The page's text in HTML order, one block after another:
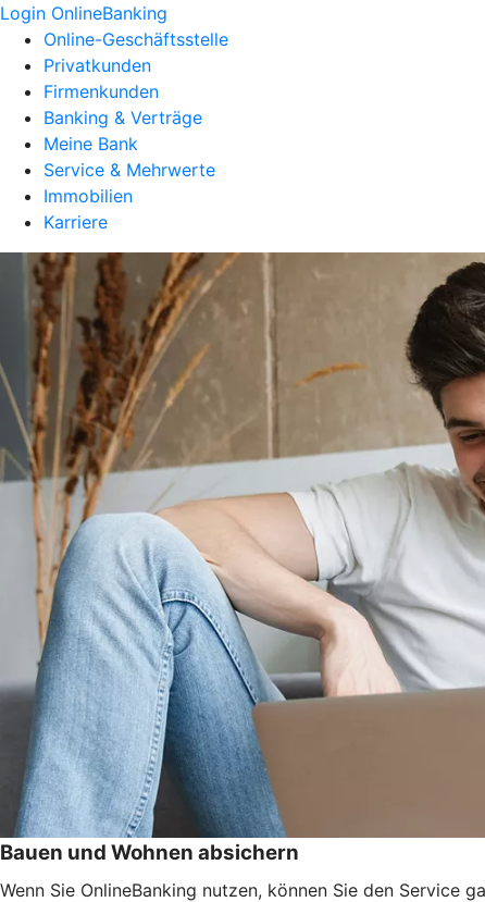
Login OnlineBanking
Online-Geschäftsstelle
Privatkunden
Firmenkunden
Banking & Verträge
Meine Bank
Service & Mehrwerte
Immobilien
Karriere
Bauen und Wohnen absichern
Wenn Sie OnlineBanking nutzen, können Sie den Service